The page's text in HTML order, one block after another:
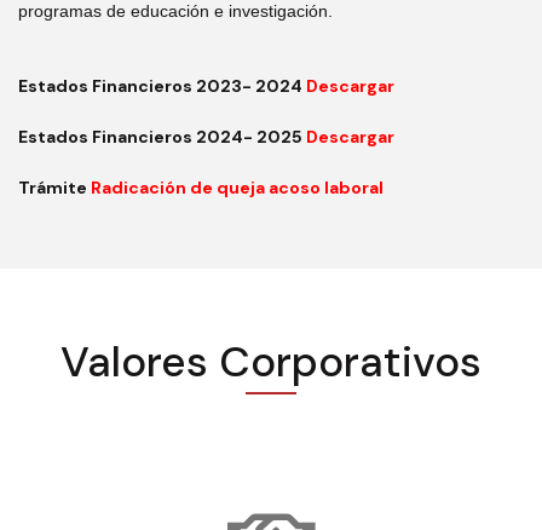
programas de educación e investigación.
Estados Financieros 2023- 2024 Descargar
Estados Financieros 2024- 2025 Descargar
Trámite Radicación de queja acoso laboral
Valores Corporativos